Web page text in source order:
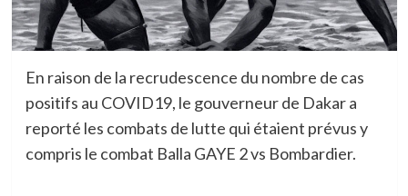
En raison de la recrudescence du nombre de cas
positifs au COVID19, le gouverneur de Dakar a
reporté les combats de lutte qui étaient prévus y
compris le combat Balla GAYE 2 vs Bombardier.